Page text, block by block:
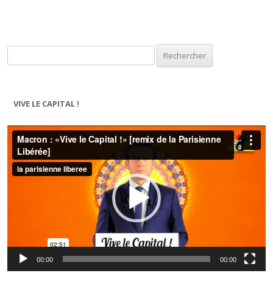
VIVE LE CAPITAL !
Lecteur
vidéo
00:00 00:00